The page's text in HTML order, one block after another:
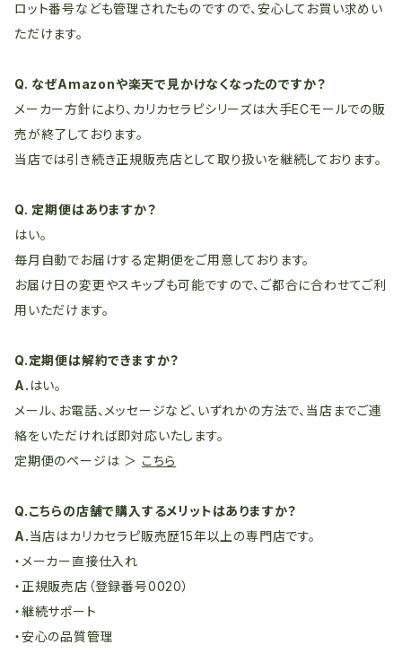
ロット番号なども管理されたものですので、安心してお買い求めい
ただけます。
Q. なぜAmazonや楽天で見かけなくなったのですか？
メーカー方針により、カリカセラピシリーズは大手ECモールでの販
売が終了しております。
当店では引き続き正規販売店として取り扱いを継続しております。
Q. 定期便はありますか？
はい。
毎月自動でお届けする定期便をご用意しております。
お届け日の変更やスキップも可能ですので、ご都合に合わせてご利
用いただけます。
Q.定期便は解約できますか？
A. はい。
メール、お電話、メッセージなど、いずれかの方法で、当店までご連
絡をいただければ即対応いたします。
定期便のページは ＞ こちら
Q.こちらの店舗で購入するメリットはありますか？
A.当店はカリカセラピ販売歴15年以上の専門店です。
・メーカー直接仕入れ
・正規販売店（登録番号0020）
・継続サポート
・安心の品質管理